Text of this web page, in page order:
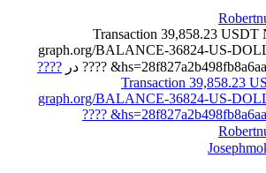
???? Transaction 39,858.23
graph.org/BALANCE-36824-US-
در ????
Transaction 39,858.23
graph.org/BALANCE-36824-US-